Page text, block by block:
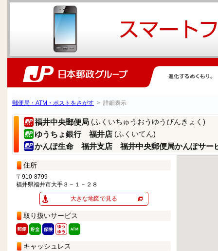
郵便局・ATM・ポストをさがす > 詳細表示
福井中央郵便局 (ふくいちゅうおうゆうびんきょく)
ゆうちょ銀行 福井店 (ふくいてん)
かんぽ生命 福井支店 福井中央郵便局かんぽサー
住所
〒910-8799
福井県福井市大手３－１－２８
大きな地図で見る
取り扱いサービス
キャッシュレス